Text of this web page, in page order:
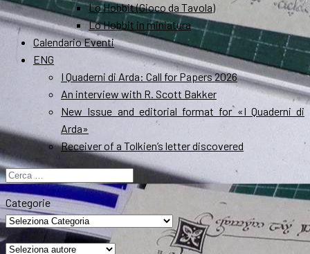
Lo Hobbit (Gioco da Tavola)
Lo Hobbit in miniatura
Calendario Eventi
ENG
I Quaderni di Arda: Call for Papers 2026
An interview with R. Scott Bakker
New Issue and editorial format for «I Quaderni di
Arda»
Receiver of a Tolkien’s letter discovered
Ricerca
per:
Categorie